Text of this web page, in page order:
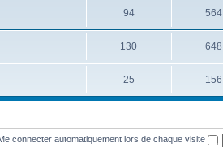
94 564
130 648
25 156
connecter automatiquement lors de chaque visite